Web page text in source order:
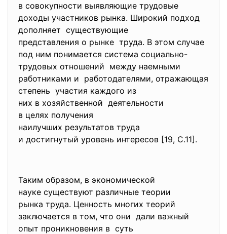
в совокупности выявляющие трудовые
доходы участников рынка. Широкий подход
дополняет существующие
представления о рынке труда. В этом случае
под ним понимается система социально-
трудовых отношений между наемными
работниками и работодателями, отражающая
степень участия каждого из
них в хозяйственной деятельности
в целях получения
наилучших результатов труда
и достигнутый уровень интересов [19, С.11].
Таким образом, в экономической
науке существуют различные теории
рынка труда. Ценность многих теорий
заключается в том, что они дали важный
опыт проникновения в суть